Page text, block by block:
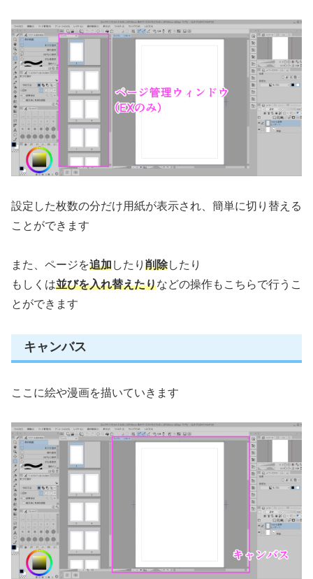
設定した枚数の分だけ用紙が表示され、簡単に切り替える
ことができます
また、ページを追加したり 削除したり
もしくは並びを入れ替えたりなどの操作もこちらで行うこ
とができます
キャンバス
ここに絵や漫画を描いていきます